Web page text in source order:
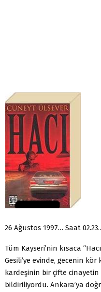
26 Ağustos 1997… Saat
Tüm Kayseri’nin kısaca
Gesili’ye evinde, gecenin
kardeşinin bir çifte cinayetin
bildiriliyordu. Ankara’ya